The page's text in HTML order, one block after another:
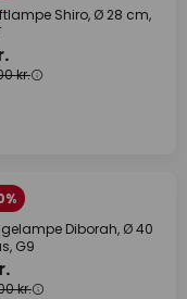
Shiro, Ø 28 cm,
kr.
Diborah, Ø 40
G9
kr.